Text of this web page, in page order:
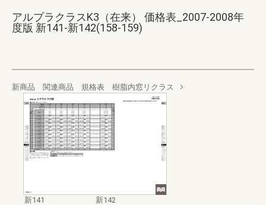
アルプラクラスK3（在来） 価格表_2007-2008年
度版 新141-新142(158-159)
新商品 関連商品 規格表 樹脂内窓リクラス
新141
新142